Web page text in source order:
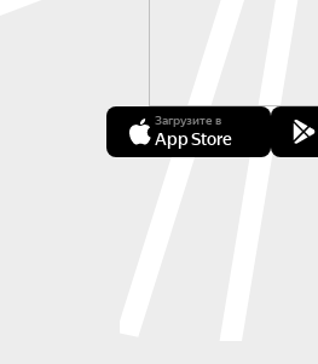
Загрузите в
App Store